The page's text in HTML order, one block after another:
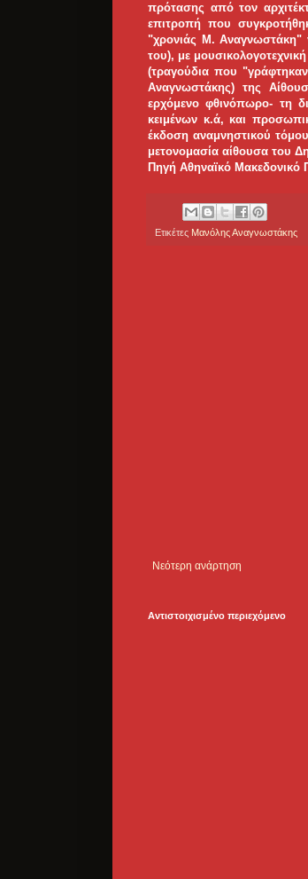
πρότασης από τον
επιτροπή που
"χρονιάς Μ. Αναγνωστάκη"
του), με
(τραγούδια που
Αναγνωστάκης) της
ερχόμενο φθινόπωρο- τη
κειμένων κ.ά, και
έκδοση αναμνηστικού
μετονομασία αίθουσα του
Πηγή Αθηναϊκό Μακεδονικό
Ετικέτες Μανόλης Αναγνωστάκης
Νεότερη ανάρτηση
Αντιστοιχισμένο περιεχόμενο